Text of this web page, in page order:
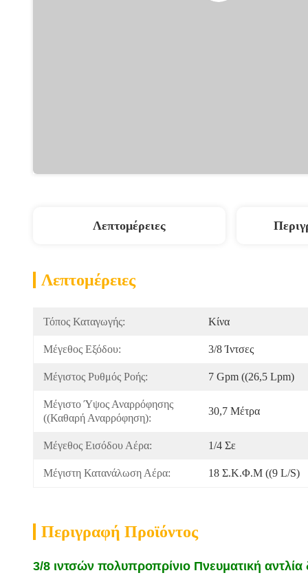
Λεπτομέρειες
Λεπτομέρειες
Τόπος Καταγωγής: Κίνα
Μέγεθος Εξόδου: 3/8 Ίντσες
Μέγιστος Ρυθμός Ροής: 7 Gpm ((26,5 Lpm)
Μέγιστο Ύψος Αναρρόφησης
((Καθαρή Αναρρόφηση):
30,7 Μέτρα
Μέγεθος Εισόδου Αέρα: 1/4 Σε
Μέγιστη Κατανάλωση Αέρα: 18 Σ.κ.φ.μ ((9 L/s)
Περιγραφή Προϊόντος
3/8 ιντσών πολυπροπρίνιο Πνευματική